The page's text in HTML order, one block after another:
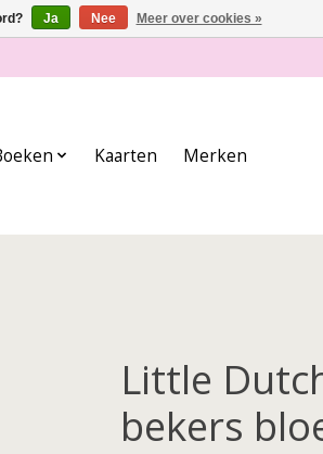
Kaarten Merken
Little
bekers
Ja Nee Meer over cookies »